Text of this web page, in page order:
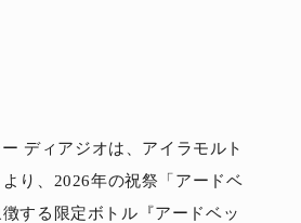
ディアジオは、アイラモルト
より、2026年の祝祭「アードベ
する限定ボトル『アードベッ